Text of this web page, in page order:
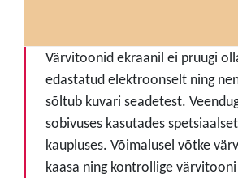
Värvitoonid ekraanil ei pruugi
edastatud elektroonselt ning
sõltub kuvari seadetest.
sobivuses kasutades
kaupluses. Võimalusel võtke
kaasa ning kontrollige